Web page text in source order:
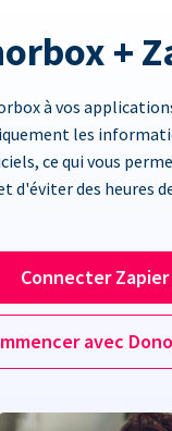
+
à vos
les
ce qui vous
d'éviter des heures
Connecter Zapier
avec